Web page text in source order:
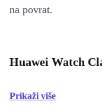
na povrat.
Huawei Watch
Prikaži više